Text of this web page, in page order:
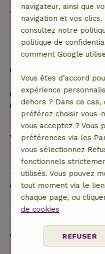
Voir tout
Durabilité
renouvelable
Matériaux d'isolation
Trier les déchets
alimentaires/
Voir tout
Poser une
Contacte le propriétaire
Envoyer un message
Commencer ma
navigateur, ainsi que
navigation et vos
consultez notre
politique de
comment Google
Vous êtes d’accord
expérience
dehors ? Dans ce cas,
préférez choisir vous-
vous acceptez ? Vous
préférences via les
vous sélectionnez
fonctionnels
utilisés. Vous pouvez
tout moment via le
chaque page, ou
de cookies
REFUSER